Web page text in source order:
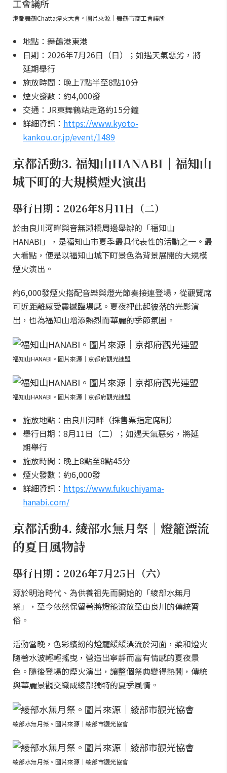
港都舞鶴Chatta煙火大會。圖片來源｜舞鶴市商工會議所
地點：舞鶴港東港
日期：2026年7月26日（日）；如遇天氣惡劣，將
延期舉行
施放時間：晚上7點半至8點10分
煙火發數：約4,000發
交通：JR東舞鶴站走路約15分鐘
詳細資訊： https://www.kyoto-
kankou.or.jp/event/1489
京都活動3. 福知山HANABI｜福知山
城下町的大規模煙火演出
舉行日期：2026年8月11日（二）
於由良川河畔與音無瀨橋周邊舉辦的「福知山
HANABI」，是福知山市夏季最具代表性的活動之一。最
大看點，便是以福知山城下町景色為背景展開的大規模
煙火演出。
約6,000發煙火搭配音樂與燈光節奏接連登場，從觀覽席
可近距離感受震撼臨場感。夏夜裡此起彼落的光影演
出，也為福知山增添熱烈而華麗的季節氛圍。
福知山HANABI。圖片來源｜京都府觀光連盟
福知山HANABI。圖片來源｜京都府觀光連盟
施放地點：由良川河畔（採售票指定席制）
舉行日期：8月11日（二）；如遇天氣惡劣，將延
期舉行
施放時間：晚上8點至8點45分
煙火發數：約6,000發
詳細資訊： https://www.fukuchiyama-
hanabi.com/
京都活動4. 綾部水無月祭｜燈籠漂流
的夏日風物詩
舉行日期：2026年7月25日（六）
源於明治時代、為供養祖先而開始的「綾部水無月
祭」，至今依然保留著將燈籠流放至由良川的傳統習
俗。
活動當晚，色彩繽紛的燈籠緩緩漂流於河面，柔和燈火
隨著水波輕輕搖曳，營造出寧靜而富有情感的夏夜景
色。隨後登場的煙火演出，讓整個祭典變得熱鬧，傳統
與華麗景觀交織成綾部獨特的夏季風情。
綾部水無月祭。圖片來源｜綾部市觀光協會
綾部水無月祭。圖片來源｜綾部市觀光協會